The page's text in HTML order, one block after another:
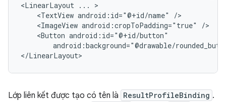
<LinearLayout ...
<TextView android:id="@+id/name"
<ImageView android:cropToPadding="true"
<Button
android:background="@drawable/
Lớp liên kết được tạo có tên là ResultProfileBinding .